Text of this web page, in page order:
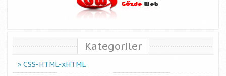
Kategoriler
CSS-HTML-xHTML